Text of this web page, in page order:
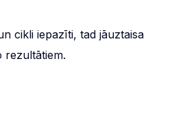
cikli iepazīti, tad jāuztaisa
rezultātiem.